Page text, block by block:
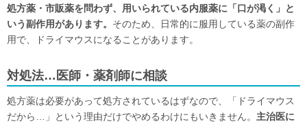
処方薬・市販薬を問わず、用いられている内服薬に「口が渇く」と
いう副作用があります。 そのため、日常的に服用している薬の副作
用で、ドライマウスになることがあります。
対処法…医師・薬剤師に相談
処方薬は必要があって処方されているはずなので、「ドライマウス
だから…」という理由だけでやめるわけにもいきません。 主治医に